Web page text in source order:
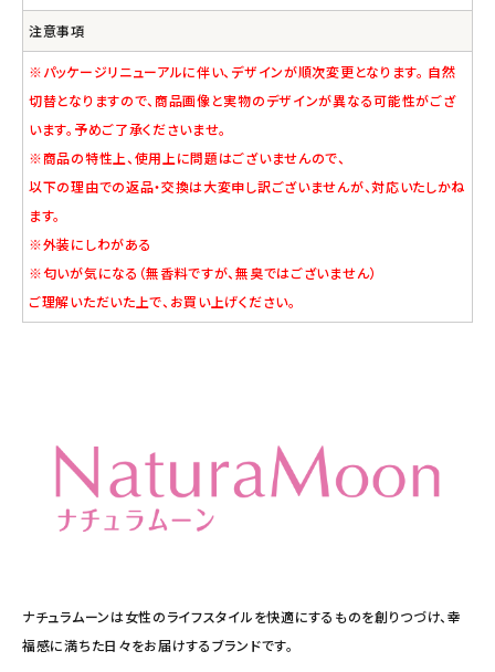
注意事項
※パッケージリニューアルに伴い、デザインが順次変更となります。 自然
切替となりますので、商品画像と実物のデザインが異なる可能性がござ
います。予めご了承くださいませ。
※商品の特性上、使用上に問題はございませんので、
以下の理由での返品・交換は大変申し訳ございませんが、対応いたしかね
ます。
※外装にしわがある
※匂いが気になる（無香料ですが、無臭ではございません）
ご理解いただいた上で、お買い上げください。
ナチュラムーンは女性のライフスタイルを快適にするものを創りつづけ、幸
福感に満ちた日々をお届けするブランドです。